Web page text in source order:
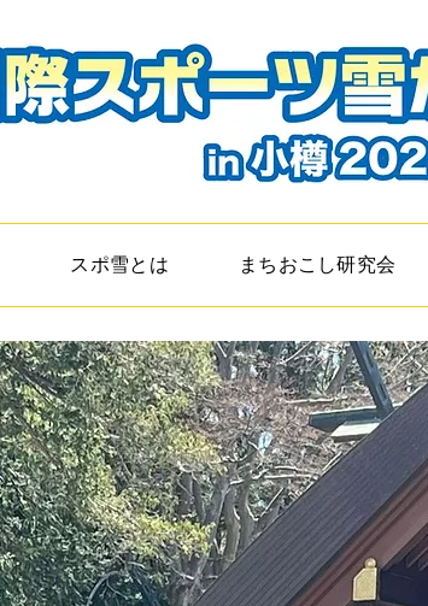
スポ雪とは まちおこし研究会